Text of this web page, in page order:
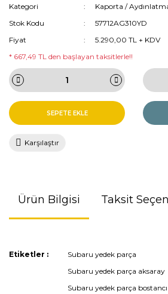
Kategori Kaporta /
Stok Kodu
57712AG310YD
Fiyat
5.290,00 TL + KDV
* 667,49 TL den başlayan taksitlerle!!
SEPETE EKLE
Karşılaştır
Ürün Bilgisi Taksit
Bu ürünün fiyat bilgisi, resim, ürün
kullanarak tarafımıza iletebilirsiniz.
Görüş ve önerileriniz için teşekkür
Etiketler :
Subaru yedek parça
Subaru yedek parça aksaray
Subaru yedek parça bostancı